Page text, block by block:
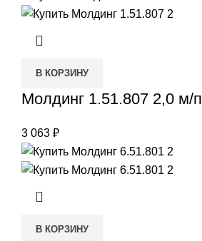
В КОРЗИНУ
Молдинг 1.51.807 2,0 м/п
3 063 ₽
В КОРЗИНУ